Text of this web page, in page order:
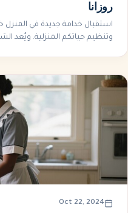
روزانا
استقبال خدامة جديدة في المنزل
وتنظيم حياتكم المنزلية. ويُعد
Oct 22, 2024